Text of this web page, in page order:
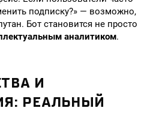
подписку?» — возможно,
Бот становится не просто
аналитиком.
И
РЕАЛЬНЫЙ